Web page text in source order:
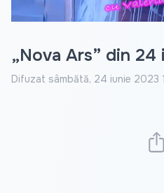
„Nova Ars” din 24
Difuzat sâmbătă, 24 iunie 2023